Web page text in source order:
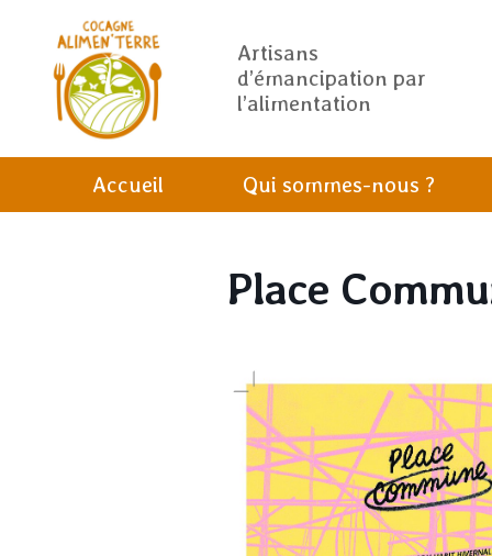
Artisans
d’émancipation par
l’alimentation
Accueil Qui sommes-nous ?
Place